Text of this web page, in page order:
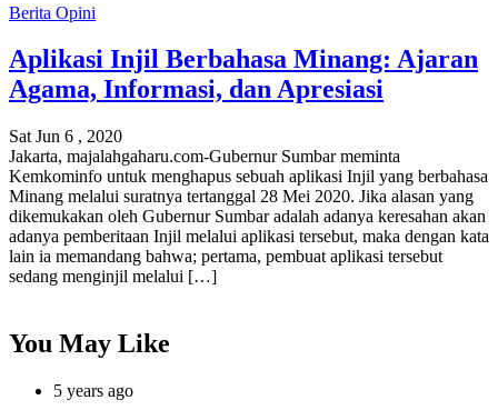
Berita Opini
Aplikasi Injil Berbahasa Minang: Ajaran
Agama, Informasi, dan Apresiasi
Sat Jun 6 , 2020
Jakarta, majalahgaharu.com-Gubernur Sumbar meminta
Kemkominfo untuk menghapus sebuah aplikasi Injil yang berbahasa
Minang melalui suratnya tertanggal 28 Mei 2020. Jika alasan yang
dikemukakan oleh Gubernur Sumbar adalah adanya keresahan akan
adanya pemberitaan Injil melalui aplikasi tersebut, maka dengan kata
lain ia memandang bahwa; pertama, pembuat aplikasi tersebut
sedang menginjil melalui […]
You May Like
5 years ago